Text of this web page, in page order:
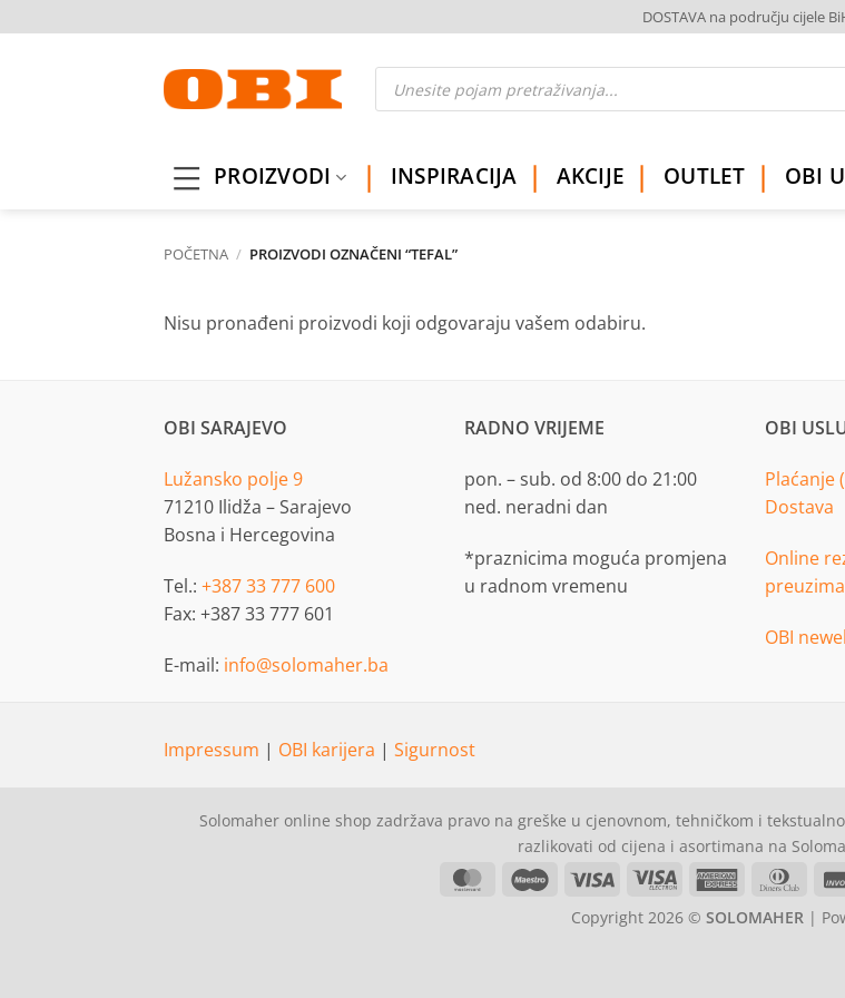
to
DOSTAVA na području cijele
Products
search
PROIZVODI INSPIRACIJA AKCIJE OUTLET OBI
POČETNA / PROIZVODI OZNAČENI “TEFAL”
Nisu pronađeni proizvodi koji odgovaraju vašem odabiru.
OBI SARAJEVO
Lužansko polje 9
71210 Ilidža – Sarajevo
Bosna i Hercegovina
Tel.: +387 33 777 600
Fax: +387 33 777 601
E-mail: info@solomaher.ba
RADNO VRIJEME
pon. – sub. od 8:00 do 21:00
ned. neradni dan
*praznicima moguća promjena
u radnom vremenu
OBI
Plaćanje
Dostava
Online
OBI
Impressum | OBI karijera | Sigurnost
Solomaher online shop zadržava pravo na greške u cjenovnom, tehničkom i
razlikovati od cijena i asortimana na
MasterCardMaestro Visa
Visa
American
Copyright 2026 © SOLOMAHER|